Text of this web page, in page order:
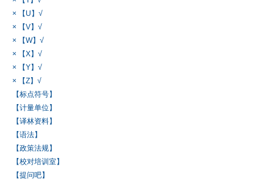
× 【U】√
× 【V】√
× 【W】√
× 【X】√
× 【Y】√
× 【Z】√
【标点符号】
【计量单位】
【译林资料】
【语法】
【政策法规】
【校对培训室】
【提问吧】